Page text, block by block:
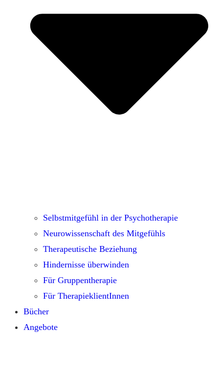
Selbstmitgefühl in der Psychotherapie
Neurowissenschaft des Mitgefühls
Therapeutische Beziehung
Hindernisse überwinden
Für Gruppentherapie
Für TherapieklientInnen
Bücher
Angebote